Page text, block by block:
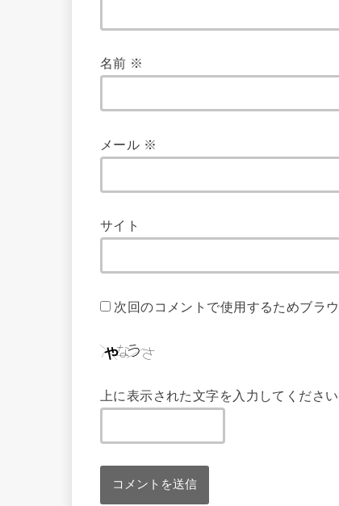
名前 ※
メール ※
サイト
次回のコメントで使用するためブラ
上に表示された文字を入力してください